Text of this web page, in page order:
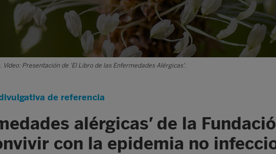
Presentación de 'El Libro de las Enfermedades Alérgicas'.
de referencia
alérgicas’ de la
con la epidemia no